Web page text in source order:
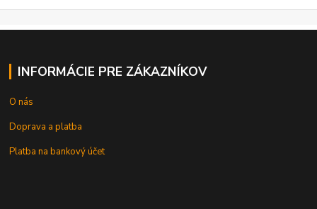
INFORMÁCIE PRE ZÁKAZNÍKOV
O nás
Doprava a platba
Platba na bankový účet